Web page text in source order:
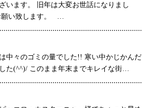
います。 旧年は大変お世話になりまし
願い致します。 …
中々のゴミの量でした!! 寒い中かじかんだ
た(^^)/ このまま年末までキレイな街…